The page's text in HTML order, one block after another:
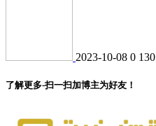
2023-10-08 0 130
了解更多-扫一扫加博主为好友！